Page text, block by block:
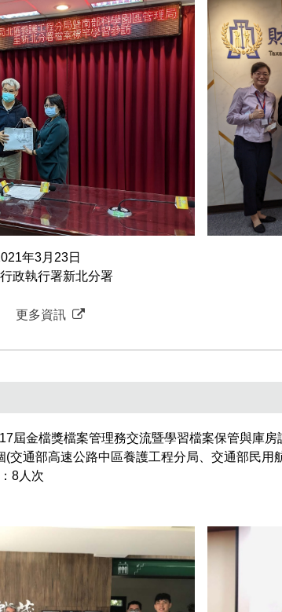
年3月23日
政執行署新北分署
更多資訊
屆金檔獎檔案管理務交流暨學習檔案保管與庫房
(交通部高速公路中區養護工程分局、交通部民用
8人次